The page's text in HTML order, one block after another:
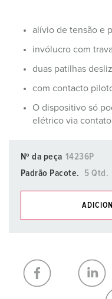
alívio de tensão e
invólucro com
duas patilhas
com contacto
O dispositivo só
elétrico via
Nº da peça 14236P
Padrão Pacote.
5 Qtd.
Minha lista (0)
CRIAR